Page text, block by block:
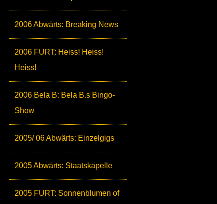
2006 Abwärts: Breaking News
2006 FURT: Heiss! Heiss!
Heiss!
2006 Bela B: Bela B.s Bingo-
Show
2005/ 06 Abwärts: Einzelgigs
2005 Abwärts: Staatskapelle
2005 FURT: Sonnenblumen of